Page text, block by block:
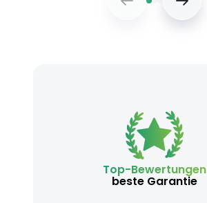
Top-Bewertungen
beste Garantie